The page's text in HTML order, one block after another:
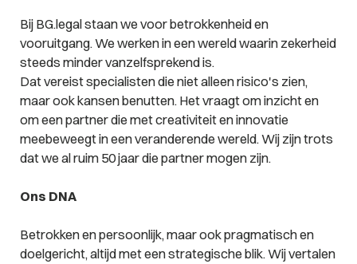
Bij BG.legal staan we voor betrokkenheid en
vooruitgang. We werken in een wereld waarin zekerheid
steeds minder vanzelfsprekend is.
Dat vereist specialisten die niet alleen risico's zien,
maar ook kansen benutten. Het vraagt om inzicht en
om een partner die met creativiteit en innovatie
meebeweegt in een veranderende wereld. Wij zijn trots
dat we al ruim 50 jaar die partner mogen zijn.
Ons DNA
Betrokken en persoonlijk, maar ook pragmatisch en
doelgericht, altijd met een strategische blik. Wij vertalen